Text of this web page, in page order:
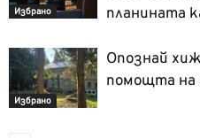
Избрано
планината
Избрано
Опознай
помощта на